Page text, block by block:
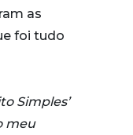
as
foi tudo
Simples’
meu